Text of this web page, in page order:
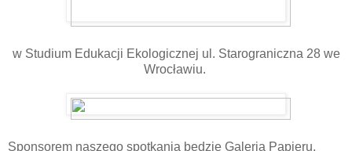
w Studium Edukacji Ekologicznej ul. Starograniczna 28 we
Wrocławiu.
Sponsorem naszego spotkania będzie Galeria Papieru,